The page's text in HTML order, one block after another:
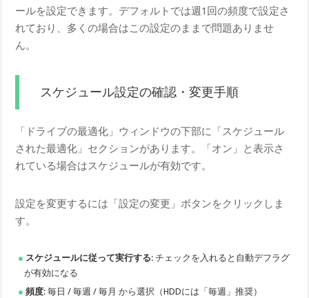
ールを設定できます。デフォルトでは週1回の頻度で設定さ
れており、多くの場合はこの設定のままで問題ありませ
ん。
スケジュール設定の確認・変更手順
「ドライブの最適化」ウィンドウの下部に「スケジュール
された最適化」セクションがあります。「オン」と表示さ
れている場合はスケジュールが有効です。
設定を変更するには「設定の変更」ボタンをクリックしま
す。
スケジュールに従って実行する: チェックを入れると自動デフラグ
が有効になる
頻度: 毎日 / 毎週 / 毎月 から選択（HDDには「毎週」推奨）